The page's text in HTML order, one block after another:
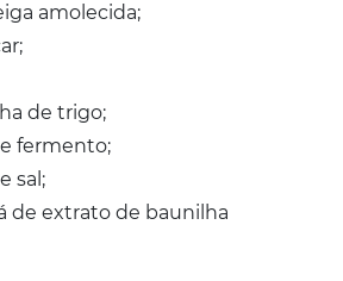
amolecida;
de trigo;
fermento;
sal;
de extrato de baunilha